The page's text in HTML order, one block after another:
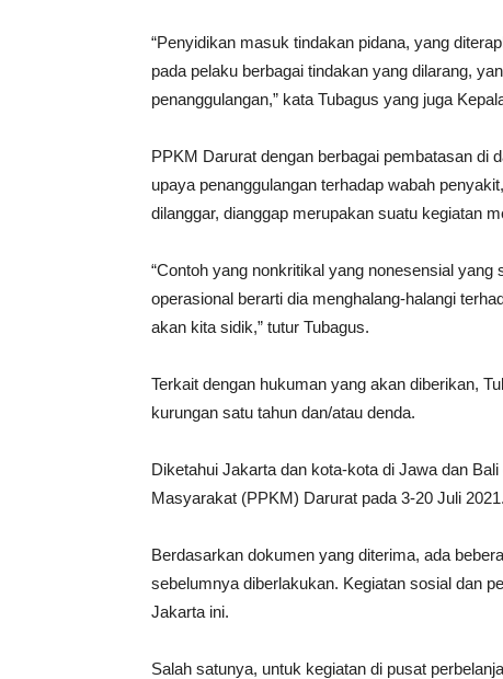
“Penyidikan masuk tindakan pidana, yang
pada pelaku berbagai tindakan yang dilarang,
penanggulangan,” kata Tubagus yang juga
PPKM Darurat dengan berbagai pembatasan di
upaya penanggulangan terhadap wabah
dilanggar, dianggap merupakan suatu kegiatan
“Contoh yang nonkritikal yang nonesensial
operasional berarti dia menghalang-halangi
akan kita sidik,” tutur Tubagus.
Terkait dengan hukuman yang akan diberikan,
kurungan satu tahun dan/atau denda.
Diketahui Jakarta dan kota-kota di Jawa dan
Masyarakat (PPKM) Darurat pada 3-20 Juli 2021.
Berdasarkan dokumen yang diterima, ada
sebelumnya diberlakukan. Kegiatan sosial dan
Jakarta ini.
Salah satunya, untuk kegiatan di pusat